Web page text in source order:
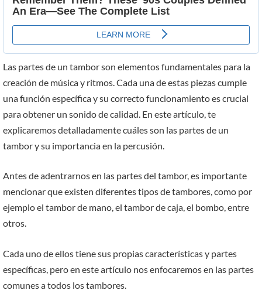
Las partes de un tambor son elementos fundamentales para la
creación de música y ritmos. Cada una de estas piezas cumple
una función específica y su correcto funcionamiento es crucial
para obtener un sonido de calidad. En este artículo, te
explicaremos detalladamente cuáles son las partes de un
tambor y su importancia en la percusión.
Antes de adentrarnos en las partes del tambor, es importante
mencionar que existen diferentes tipos de tambores, como por
ejemplo el tambor de mano, el tambor de caja, el bombo, entre
otros.
Cada uno de ellos tiene sus propias características y partes
específicas, pero en este artículo nos enfocaremos en las partes
comunes a todos los tambores.